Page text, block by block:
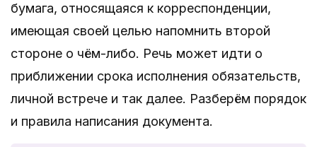
бумага, относящаяся к корреспонденции,
имеющая своей целью напомнить второй
стороне о чём-либо. Речь может идти о
приближении срока исполнения обязательств,
личной встрече и так далее. Разберём порядок
и правила написания документа.